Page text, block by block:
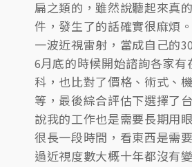
扁之類的，雖然說聽起來真
件，發生了的話確實很麻煩
一波近視雷射，當成自己的
6月底的時候開始諮詢各家有
科，也比對了價格、術式、
等，最後綜合評估下選擇了
說我的工作也是需要長期用
很長一段時間，看東西是需
過近視度數大概十年都沒有